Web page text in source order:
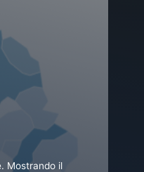
Mostrando il